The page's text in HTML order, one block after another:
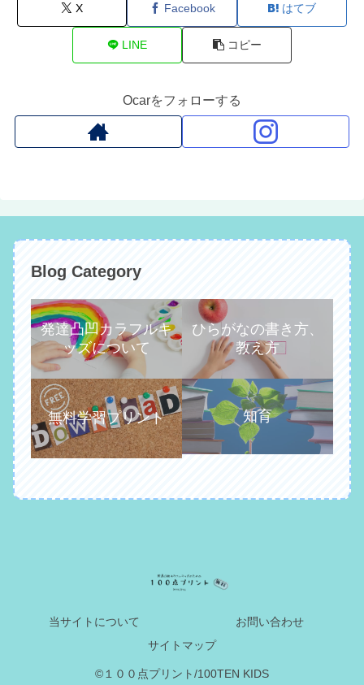
X Facebook はてブ
LINE コピー
Ocarをフォローする
Blog Category
発達凸凹カラフルキ
ッズについて
ひらがなの書き方、
教え方
無料学習プリント 知育
当サイトについて
お問い合わせ
サイトマップ
©１００点プリント/100TEN KIDS